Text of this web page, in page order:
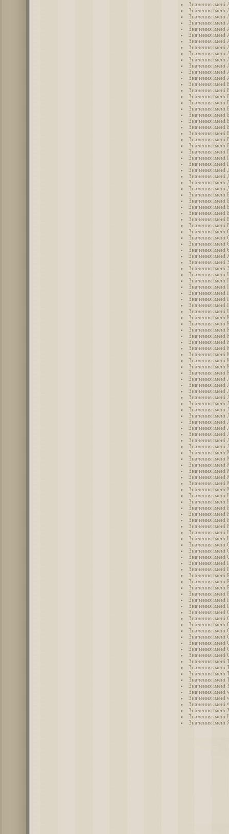
Значення імені
Значення імені
Значення імені
Значення імені
Значення імені
Значення імені
Значення імені
Значення імені
Значення імені
Значення імені
Значення імені
Значення імені
Значення імені
Значення імені
Значення імені
Значення імені
Значення імені
Значення імені
Значення імені
Значення імені
Значення імені
Значення імені
Значення імені
Значення імені
Значення імені
Значення імені
Значення імені
Значення імені
Значення імені
Значення імені
Значення імені
Значення імені
Значення імені
Значення імені
Значення імені
Значення імені
Значення імені
Значення імені
Значення імені
Значення імені
Значення імені
Значення імені
Значення імені
Значення імені
Значення імені
Значення імені
Значення імені
Значення імені
Значення імені
Значення імені
Значення імені
Значення імені
Значення імені
Значення імені
Значення імені
Значення імені
Значення імені
Значення імені
Значення імені
Значення імені
Значення імені
Значення імені
Значення імені
Значення імені
Значення імені
Значення імені
Значення імені
Значення імені
Значення імені
Значення імені
Значення імені
Значення імені
Значення імені
Значення імені
Значення імені
Значення імені
Значення імені
Значення імені
Значення імені
Значення імені
Значення імені
Значення імені
Значення імені
Значення імені
Значення імені
Значення імені
Значення імені
Значення імені
Значення імені
Значення імені
Значення імені
Значення імені
Значення імені
Значення імені
Значення імені
Значення імені
Значення імені
Значення імені
Значення імені
Значення імені
Значення імені
Значення імені
Значення імені
Значення імені
Значення імені
Значення імені
Значення імені
Значення імені
Значення імені
Значення імені
Значення імені
Значення імені
Значення імені
Значення імені
Значення імені
Значення імені
Значення імені
Значення імені